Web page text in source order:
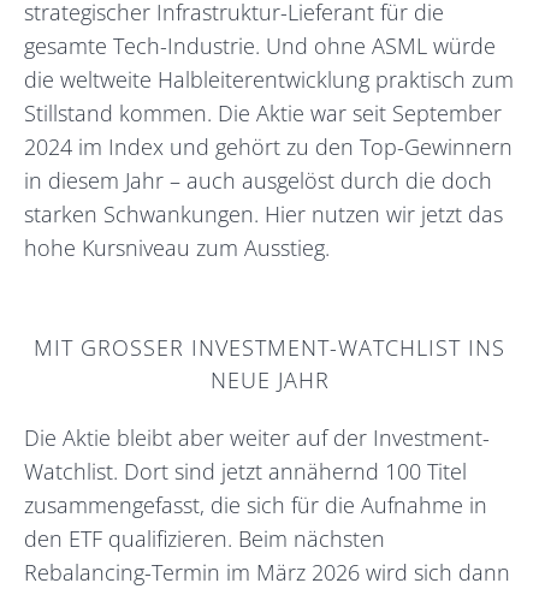
strategischer Infrastruktur-Lieferant für die
gesamte Tech-Industrie. Und ohne ASML würde
die weltweite Halbleiterentwicklung praktisch zum
Stillstand kommen. Die Aktie war seit September
2024 im Index und gehört zu den Top-Gewinnern
in diesem Jahr – auch ausgelöst durch die doch
starken Schwankungen. Hier nutzen wir jetzt das
hohe Kursniveau zum Ausstieg.
MIT GROSSER INVESTMENT-WATCHLIST INS N
EUE JAHR
Die Aktie bleibt aber weiter auf der Investment-
Watchlist. Dort sind jetzt annähernd 100 Titel
zusammengefasst, die sich für die Aufnahme in
den ETF qualifizieren. Beim nächsten
Rebalancing-Termin im März 2026 wird sich dann